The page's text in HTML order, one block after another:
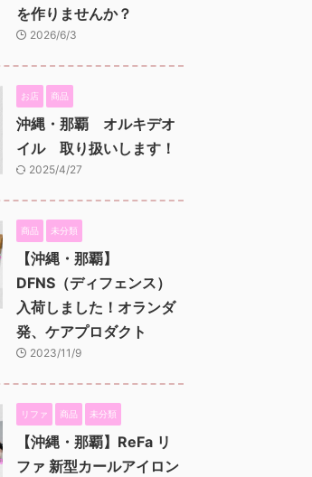
を作りませんか？
2026/6/3
お店 商品
沖縄・那覇 オルキデオ
イル 取り扱いします！
2025/4/27
商品 未分類
【沖縄・那覇】
DFNS（ディフェンス）
入荷しました！オランダ
発、ケアプロダクト
2023/11/9
リファ 商品 未分類
【沖縄・那覇】ReFa リ
ファ 新型カールアイロン